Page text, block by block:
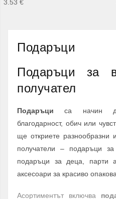
3.53 €
Подаръци
Подаръци за
получател
Подаръци са начин да
благодарност, обич или
ще откриете разнообразни
получатели – подаръци
подаръци за деца, парти
аксесоари за красиво
Асортиментът включва